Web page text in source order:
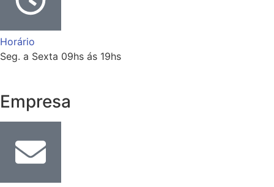
Horário
Seg. a Sexta 09hs ás 19hs
Empresa